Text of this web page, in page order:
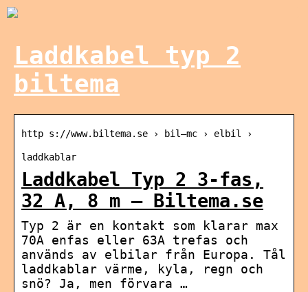
Laddkabel typ 2
biltema
http s://www.biltema.se › bil—mc › elbil ›
laddkablar
Laddkabel Typ 2 3-fas,
32 A, 8 m – Biltema.se
Typ 2 är en kontakt som klarar max
70A enfas eller 63A trefas och
används av elbilar från Europa. Tål
laddkablar värme, kyla, regn och
snö? Ja, men förvara …